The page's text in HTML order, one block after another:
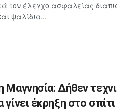
τον έλεγχο ασφαλείας
ψαλίδια...
Μαγνησία: Δήθεν
έκρηξη στο σπίτι